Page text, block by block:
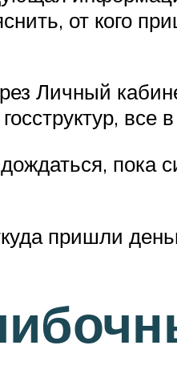
от кого
Личный
все
пока
пришли